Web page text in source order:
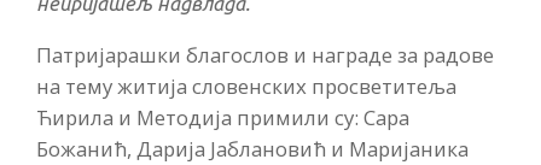
Патријарашки благослов и награде за радове
на тему житија словенских просветитеља
Ћирила и Методија примили су: Сара
Божанић, Дарија Јаблановић и Маријаника